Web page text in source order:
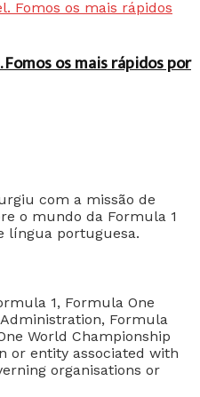
os mais rápidos por
com a missão de
o mundo da Formula 1
língua portuguesa.
1, Formula One
Formula
World Championship
or entity associated with
organisations or